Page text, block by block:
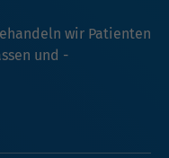
wir Patienten
und -